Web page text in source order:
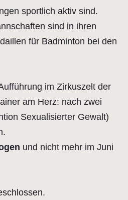
sportlich aktiv sind.
sind in ihren
für Badminton bei den
im Zirkuszelt der
am Herz: nach zwei
Sexualisierter Gewalt)
und nicht mehr im Juni